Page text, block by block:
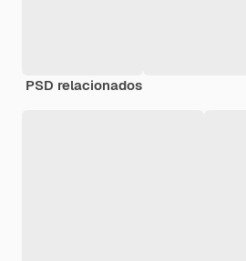
PSD relacionados